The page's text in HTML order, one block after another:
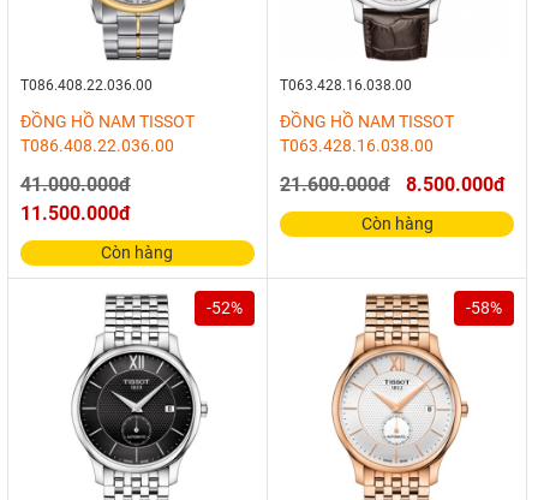
T086.408.22.036.00
ĐỒNG HỒ NAM TISSOT
T086.408.22.036.00
41.000.000đ
11.500.000đ
Còn hàng
T063.428.16.038.00
ĐỒNG HỒ NAM TISSOT
T063.428.16.038.00
21.600.000đ 8.500.000đ
Còn hàng
-52% -58%